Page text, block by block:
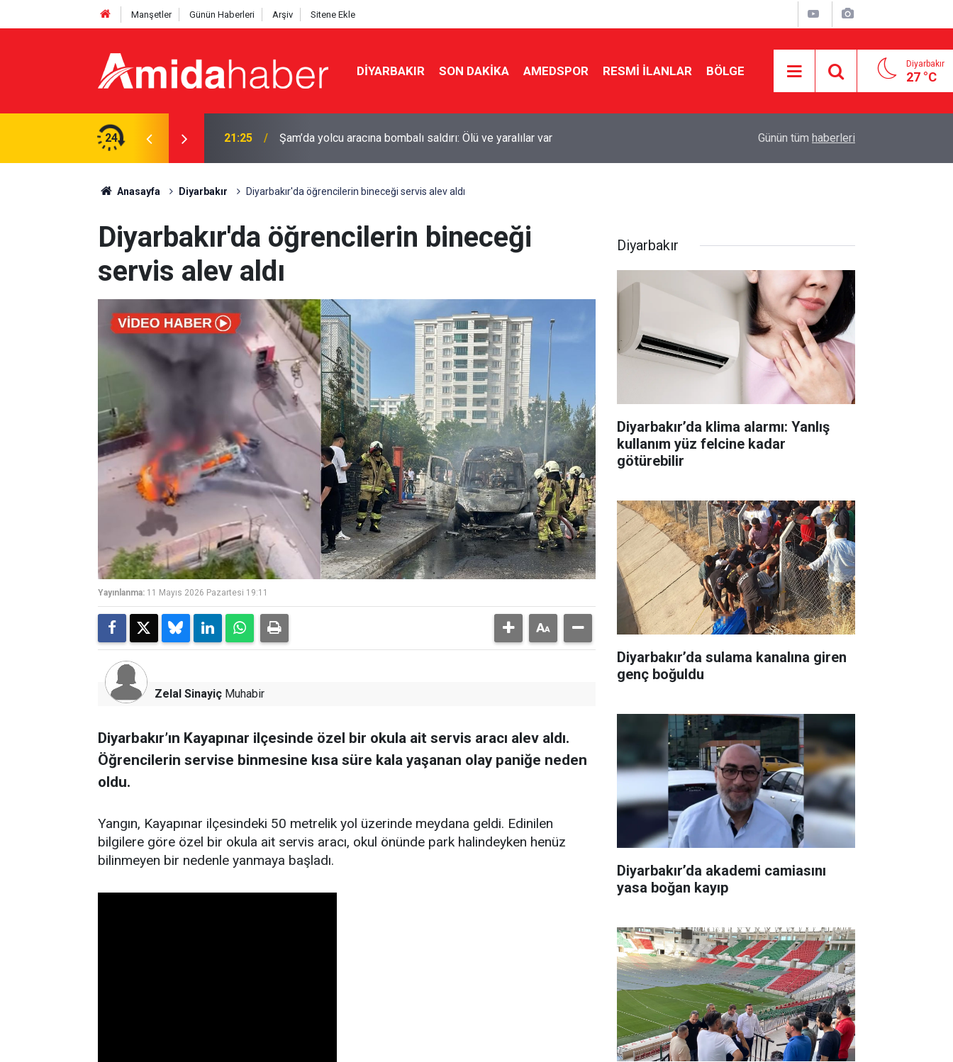
Manşetler Günün Haberleri Arşiv Sitene Ekle
DIYARBAKIR SON DAKIKA AMEDSPOR RESMI İLANLAR BÖLGE Diyarbakır
27 °C
24
Ölü ve yaralılar var 20:44 Diyarbakır’da sulama kanalına giren genç boğuldu Cengiz Çandar’dan çerçeve yasa açıklaması
Günün tüm haberleri
Anasayfa Diyarbakır Diyarbakır'da öğrencilerin bineceği servis alev aldı
Diyarbakır'da öğrencilerin bineceği
servis alev aldı
Yayınlanma: 11 Mayıs 2026 Pazartesi 19:11
Zelal Sinayiç Muhabir
Diyarbakır’ın Kayapınar ilçesinde özel bir okula ait servis aracı alev aldı.
Öğrencilerin servise binmesine kısa süre kala yaşanan olay paniğe neden
oldu.
Yangın, Kayapınar ilçesindeki 50 metrelik yol üzerinde meydana geldi. Edinilen
bilgilere göre özel bir okula ait servis aracı, okul önünde park halindeyken henüz
bilinmeyen bir nedenle yanmaya başladı.
Diyarbakır
Diyarbakır’da klima alarmı: Yanlış
kullanım yüz felcine kadar
götürebilir
Diyarbakır’da sulama kanalına giren
genç boğuldu
Diyarbakır’da akademi camiasını
yasa boğan kayıp